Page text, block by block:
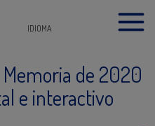
IDIOMA
de 2020
e interactivo